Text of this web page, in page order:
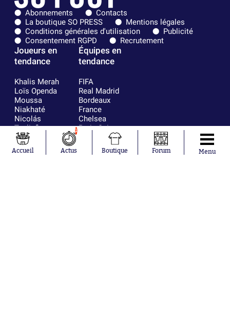
Abonnements
Contacts
La boutique SO PRESS
Mentions légales
Conditions générales d'utilisation
Publicité
Consentement RGPD
Recrutement
Joueurs en
tendance
Khalis Merah
Loïs Openda
Moussa
Niakhaté
Nicolás
Tagliafico
Pavel Šulc
Gauthier Hein
Lionel Messi
Équipes en
tendance
FIFA
Real Madrid
Bordeaux
France
Chelsea
Paris Saint-
Olympique
lyonnais
Accueil
1
Actus Boutique Forum Menu